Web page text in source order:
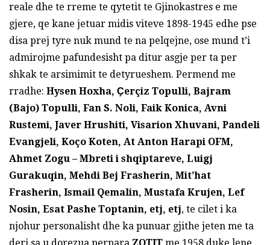
reale dhe te rreme te qytetit te Gjinokastres e me
gjere, qe kane jetuar midis viteve 1898-1945 edhe pse
disa prej tyre nuk mund te na pelqejne, ose mund t’i
admirojme pafundesisht pa ditur asgje per ta per
shkak te arsimimit te detyrueshem. Permend me
rradhe: Hysen Hoxha, Ҫerçiz Topulli, Bajram
(Bajo) Topulli, Fan S. Noli, Faik Konica, Avni
Rustemi, Javer Hrushiti, Visarion Xhuvani, Pandeli
Evangjeli, Koço Koten, At Anton Harapi OFM,
Ahmet Zogu – Mbreti i shqiptareve, Luigj
Gurakuqin, Mehdi Bej Frasherin, Mit’hat
Frasherin, Ismail Qemalin, Mustafa Krujen, Lef
Nosin, Esat Pashe Toptanin, etj, etj, te cilet i ka
njohur personalisht dhe ka punuar gjithe jeten me ta